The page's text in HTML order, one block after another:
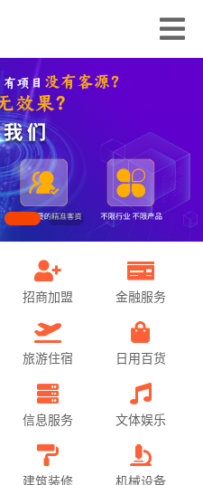
招商加盟 金融服务
旅游住宿 日用百货
信息服务 文体娱乐
建筑装修 机械设备